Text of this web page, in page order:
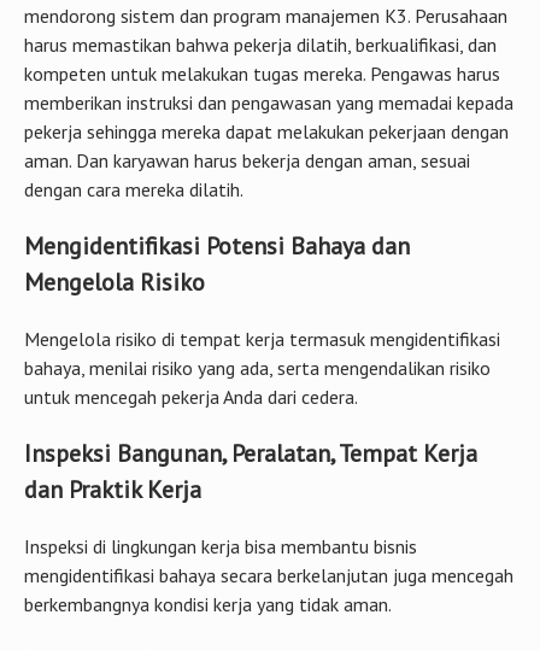
mendorong sistem dan program manajemen K3. Perusahaan
harus memastikan bahwa pekerja dilatih, berkualifikasi, dan
kompeten untuk melakukan tugas mereka. Pengawas harus
memberikan instruksi dan pengawasan yang memadai kepada
pekerja sehingga mereka dapat melakukan pekerjaan dengan
aman. Dan karyawan harus bekerja dengan aman, sesuai
dengan cara mereka dilatih.
Mengidentifikasi Potensi Bahaya dan
Mengelola Risiko
Mengelola risiko di tempat kerja termasuk mengidentifikasi
bahaya, menilai risiko yang ada, serta mengendalikan risiko
untuk mencegah pekerja Anda dari cedera.
Inspeksi Bangunan, Peralatan, Tempat Kerja
dan Praktik Kerja
Inspeksi di lingkungan kerja bisa membantu bisnis
mengidentifikasi bahaya secara berkelanjutan juga mencegah
berkembangnya kondisi kerja yang tidak aman.